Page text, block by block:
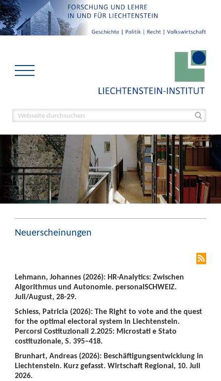
Neuerscheinungen
Lehmann, Johannes (2026): HR-Analytics: Zwischen
Algorithmus und Autonomie. personalSCHWEIZ.
Juli/August, 28-29.
Schiess, Patricia (2026): The Right to vote and the quest
for the optimal electoral system in Liechtenstein.
Percorsi Costituzionali 2.2025: Microstati e Stato
costituzionale, S. 395–418.
Brunhart, Andreas (2026): Beschäftigungsentwicklung in
Liechtenstein. Kurz gefasst. Wirtschaft Regional, 10. Juli
2026.